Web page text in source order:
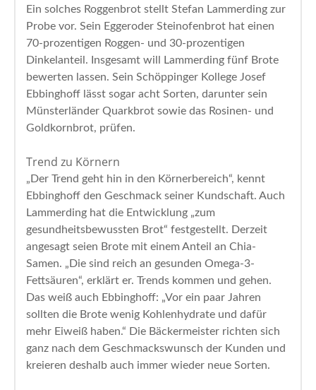
Ein solches Roggenbrot stellt Stefan Lammerding zur
Probe vor. Sein Eggeroder Steinofenbrot hat einen
70-prozentigen Roggen- und 30-prozentigen
Dinkelanteil. Insgesamt will Lammerding fünf Brote
bewerten lassen. Sein Schöppinger Kollege Josef
Ebbinghoff lässt sogar acht Sorten, darunter sein
Münsterländer Quarkbrot sowie das Rosinen- und
Goldkornbrot, prüfen.
Trend zu Körnern
„Der Trend geht hin in den Körnerbereich“, kennt
Ebbinghoff den Geschmack seiner Kundschaft. Auch
Lammerding hat die Entwicklung „zum
gesundheitsbewussten Brot“ festgestellt. Derzeit
angesagt seien Brote mit einem Anteil an Chia-
Samen. „Die sind reich an gesunden Omega-3-
Fettsäuren“, erklärt er. Trends kommen und gehen.
Das weiß auch Ebbinghoff: „Vor ein paar Jahren
sollten die Brote wenig Kohlenhydrate und dafür
mehr Eiweiß haben.“ Die Bäckermeister richten sich
ganz nach dem Geschmackswunsch der Kunden und
kreieren deshalb auch immer wieder neue Sorten.